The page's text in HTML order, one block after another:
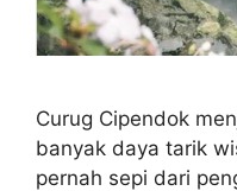
Curug Cipendok
banyak daya tarik
pernah sepi dari